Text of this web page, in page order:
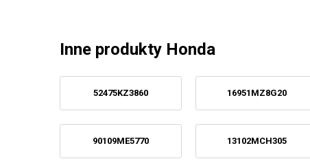
Inne produkty Honda
52475KZ3860 16951MZ8G20
90109ME5770 13102MCH305